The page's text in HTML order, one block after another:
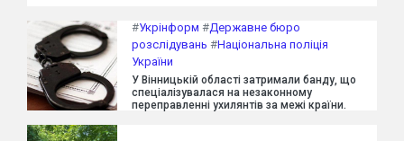
#Укрінформ #Державне бюро
розслідувань #Національна поліція
України
У Вінницькій області затримали банду, що
спеціалізувалася на незаконному
переправленні ухилянтів за межі країни.